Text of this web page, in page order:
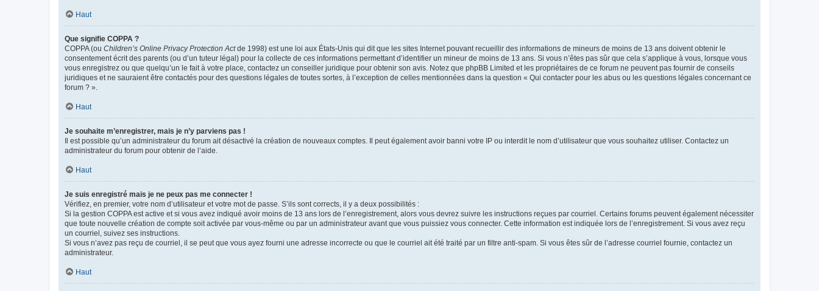
Haut
Que signifie COPPA ?
COPPA (ou Children’s Online Privacy Protection Actde 1998) est une loi aux États-Unis qui dit que les sites Internet pouvant recueillir des informations de mineurs de moins de 13 ans doivent obtenir le
consentement écrit des parents (ou d’un tuteur légal) pour la collecte de ces informations permettant d’identifier un mineur de moins de 13 ans. Si vous n’êtes pas sûr que cela s’applique à vous, lorsque vous
vous enregistrez ou que quelqu’un le fait à votre place, contactez un conseiller juridique pour obtenir son avis. Notez que phpBB Limited et les propriétaires de ce forum ne peuvent pas fournir de conseils
juridiques et ne sauraient être contactés pour des questions légales de toutes sortes, à l’exception de celles mentionnées dans la question « Qui contacter pour les abus ou les questions légales concernant ce
forum ? ».
Haut
Je souhaite m’enregistrer, mais je n’y parviens pas !
Il est possible qu’un administrateur du forum ait désactivé la création de nouveaux comptes. Il peut également avoir banni votre IP ou interdit le nom d’utilisateur que vous souhaitez utiliser. Contactez un
administrateur du forum pour obtenir de l’aide.
Haut
Je suis enregistré mais je ne peux pas me connecter !
Vérifiez, en premier, votre nom d’utilisateur et votre mot de passe. S’ils sont corrects, il y a deux possibilités :
Si la gestion COPPA est active et si vous avez indiqué avoir moins de 13 ans lors de l’enregistrement, alors vous devrez suivre les instructions reçues par courriel. Certains forums peuvent également nécessiter
que toute nouvelle création de compte soit activée par vous-même ou par un administrateur avant que vous puissiez vous connecter. Cette information est indiquée lors de l’enregistrement. Si vous avez reçu
un courriel, suivez ses instructions.
Si vous n’avez pas reçu de courriel, il se peut que vous ayez fourni une adresse incorrecte ou que le courriel ait été traité par un filtre anti-spam. Si vous êtes sûr de l’adresse courriel fournie, contactez un
administrateur.
Haut